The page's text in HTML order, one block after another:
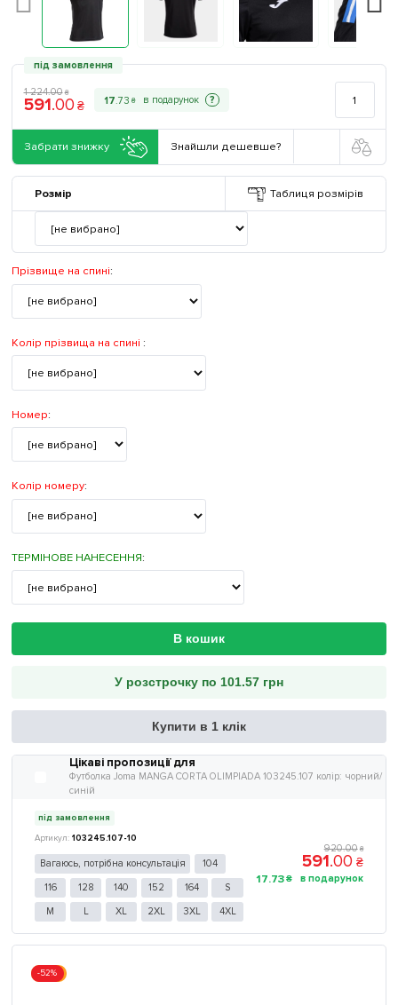
під замовлення
1 224.00 ₴
591.00 ₴ 17.73 ₴ ?
Забрати знижку Знайшли дешевше?
Розмір Таблиця розмірів
Прізвище на спині:
Колір прізвища на спині :
Номер:
Колір номеру:
ТЕРМІНОВЕ НАНЕСЕННЯ:
В кошик
У розстрочку по 101.57 грн
Купити в 1 клік
Цікаві пропозиції для
Футболка Joma MANGA CORTA OLIMPIADA 103245.107 колір: чорний/
синій
під замовлення
103245.107-10
Вагаюсь, потрібна консультація 104
116 128 140 152 164 S
M L XL 2XL 3XL 4XL
920.00 ₴
591.00 ₴
17.73₴
Акція
-52%